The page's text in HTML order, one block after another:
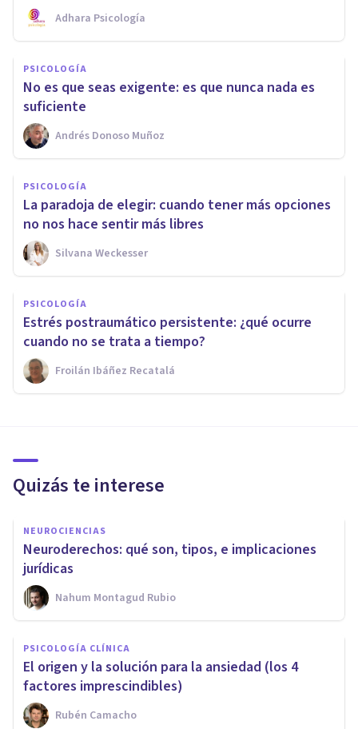
Adhara Psicología
PSICOLOGÍA
No es que seas exigente: es que nunca nada es
suficiente
Andrés Donoso Muñoz
PSICOLOGÍA
La paradoja de elegir: cuando tener más opciones
no nos hace sentir más libres
Silvana Weckesser
PSICOLOGÍA
Estrés postraumático persistente: ¿qué ocurre
cuando no se trata a tiempo?
Froilán Ibáñez Recatalá
Quizás te interese
NEUROCIENCIAS
Neuroderechos: qué son, tipos, e implicaciones
jurídicas
Nahum Montagud Rubio
PSICOLOGÍA CLÍNICA
El origen y la solución para la ansiedad (los 4
factores imprescindibles)
Rubén Camacho